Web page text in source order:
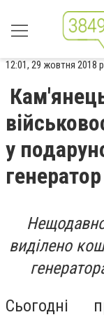
12:01, 29 жовтня 2018 р.
у
генератор
виділено
Сьогодні